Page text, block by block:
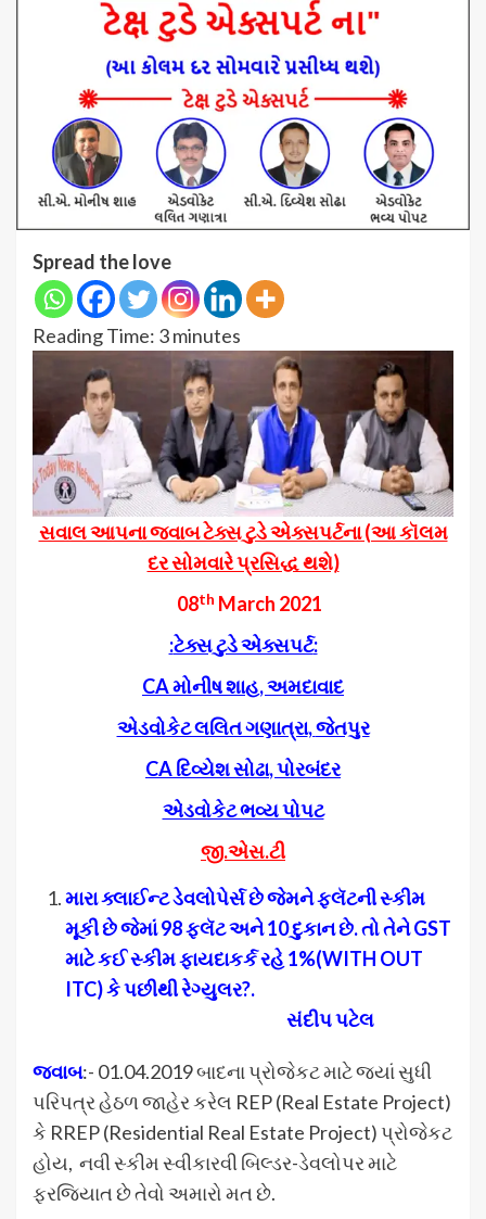
Spread the love
Reading Time: 3minutes
સવાલ આપના જવાબ ટેક્સ ટુડે એક્સપર્ટના (આ કૉલમ
દર સોમવારે પ્રસિદ્ધ થશે)
08th March 2021
:ટેક્સ ટુડે એક્સપર્ટ:
CAમોનીષ શાહ,અમદાવાદ
એડવોકેટ લલિત ગણાત્રા,જેતપુર
CAદિવ્યેશ સોઢા,પોરબંદર
એડવોકેટ ભવ્ય પોપટ
જી.એસ.ટી
મારા ક્લાઈન્ટ ડેવલોપેર્સ છે જેમને ફ્લૅટની સ્કીમ
મૂકી છે જેમાં 98 ફ્લૅટ અને 10 દુકાન છે. તો તેને GST
માટે કઈ સ્કીમ ફાયદાકર્ક રહે 1%(WITH OUT
ITC) કે પછીથી રેગ્યુલર?.
સંદીપ પટેલ
જવાબ:- 01.04.2019 બાદના પ્રોજેકટ માટે જ્યાં સુધી
પરિપત્ર હેઠળ જાહેર કરેલ REP (Real Estate Project)
કે RREP (Residential Real Estate Project) પ્રોજેકટ
હોય, નવી સ્કીમ સ્વીકારવી બિલ્ડર-ડેવલોપર માટે
ફરજિયાત છે તેવો અમારો મત છે.